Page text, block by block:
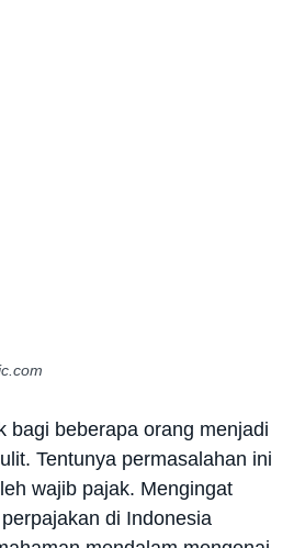
bagi beberapa orang menjadi
Tentunya permasalahan ini
wajib pajak. Mengingat
di Indonesia